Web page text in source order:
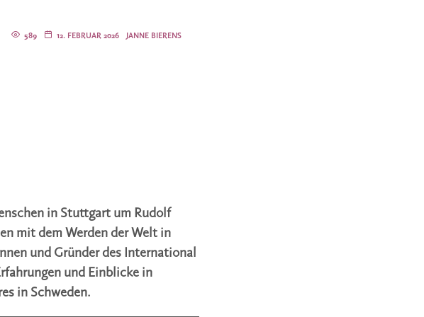
JANNE BIERENS
12. FEBRUAR 2026
589
in Stuttgart um Rudolf
mit dem Werden der Welt in
und Gründer des International
und Einblicke in
in Schweden.